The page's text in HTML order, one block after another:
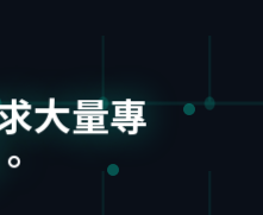
大量專